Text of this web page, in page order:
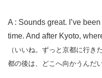
A : Sounds great. I’ve
time. And after Kyoto,
（いいね。ずっと京都に行
都の後は、どこへ向かうんだい